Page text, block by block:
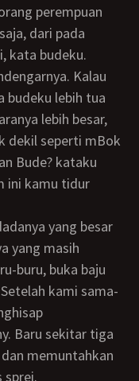
perempuan
dari pada
kata budeku.
budeku lebih tua
lebih besar,
dekil seperti mBok
Bude? kataku
ini kamu tidur
yang masih
buru, buka baju
kami sama-
Baru sekitar tiga
memuntahkan
sprei.